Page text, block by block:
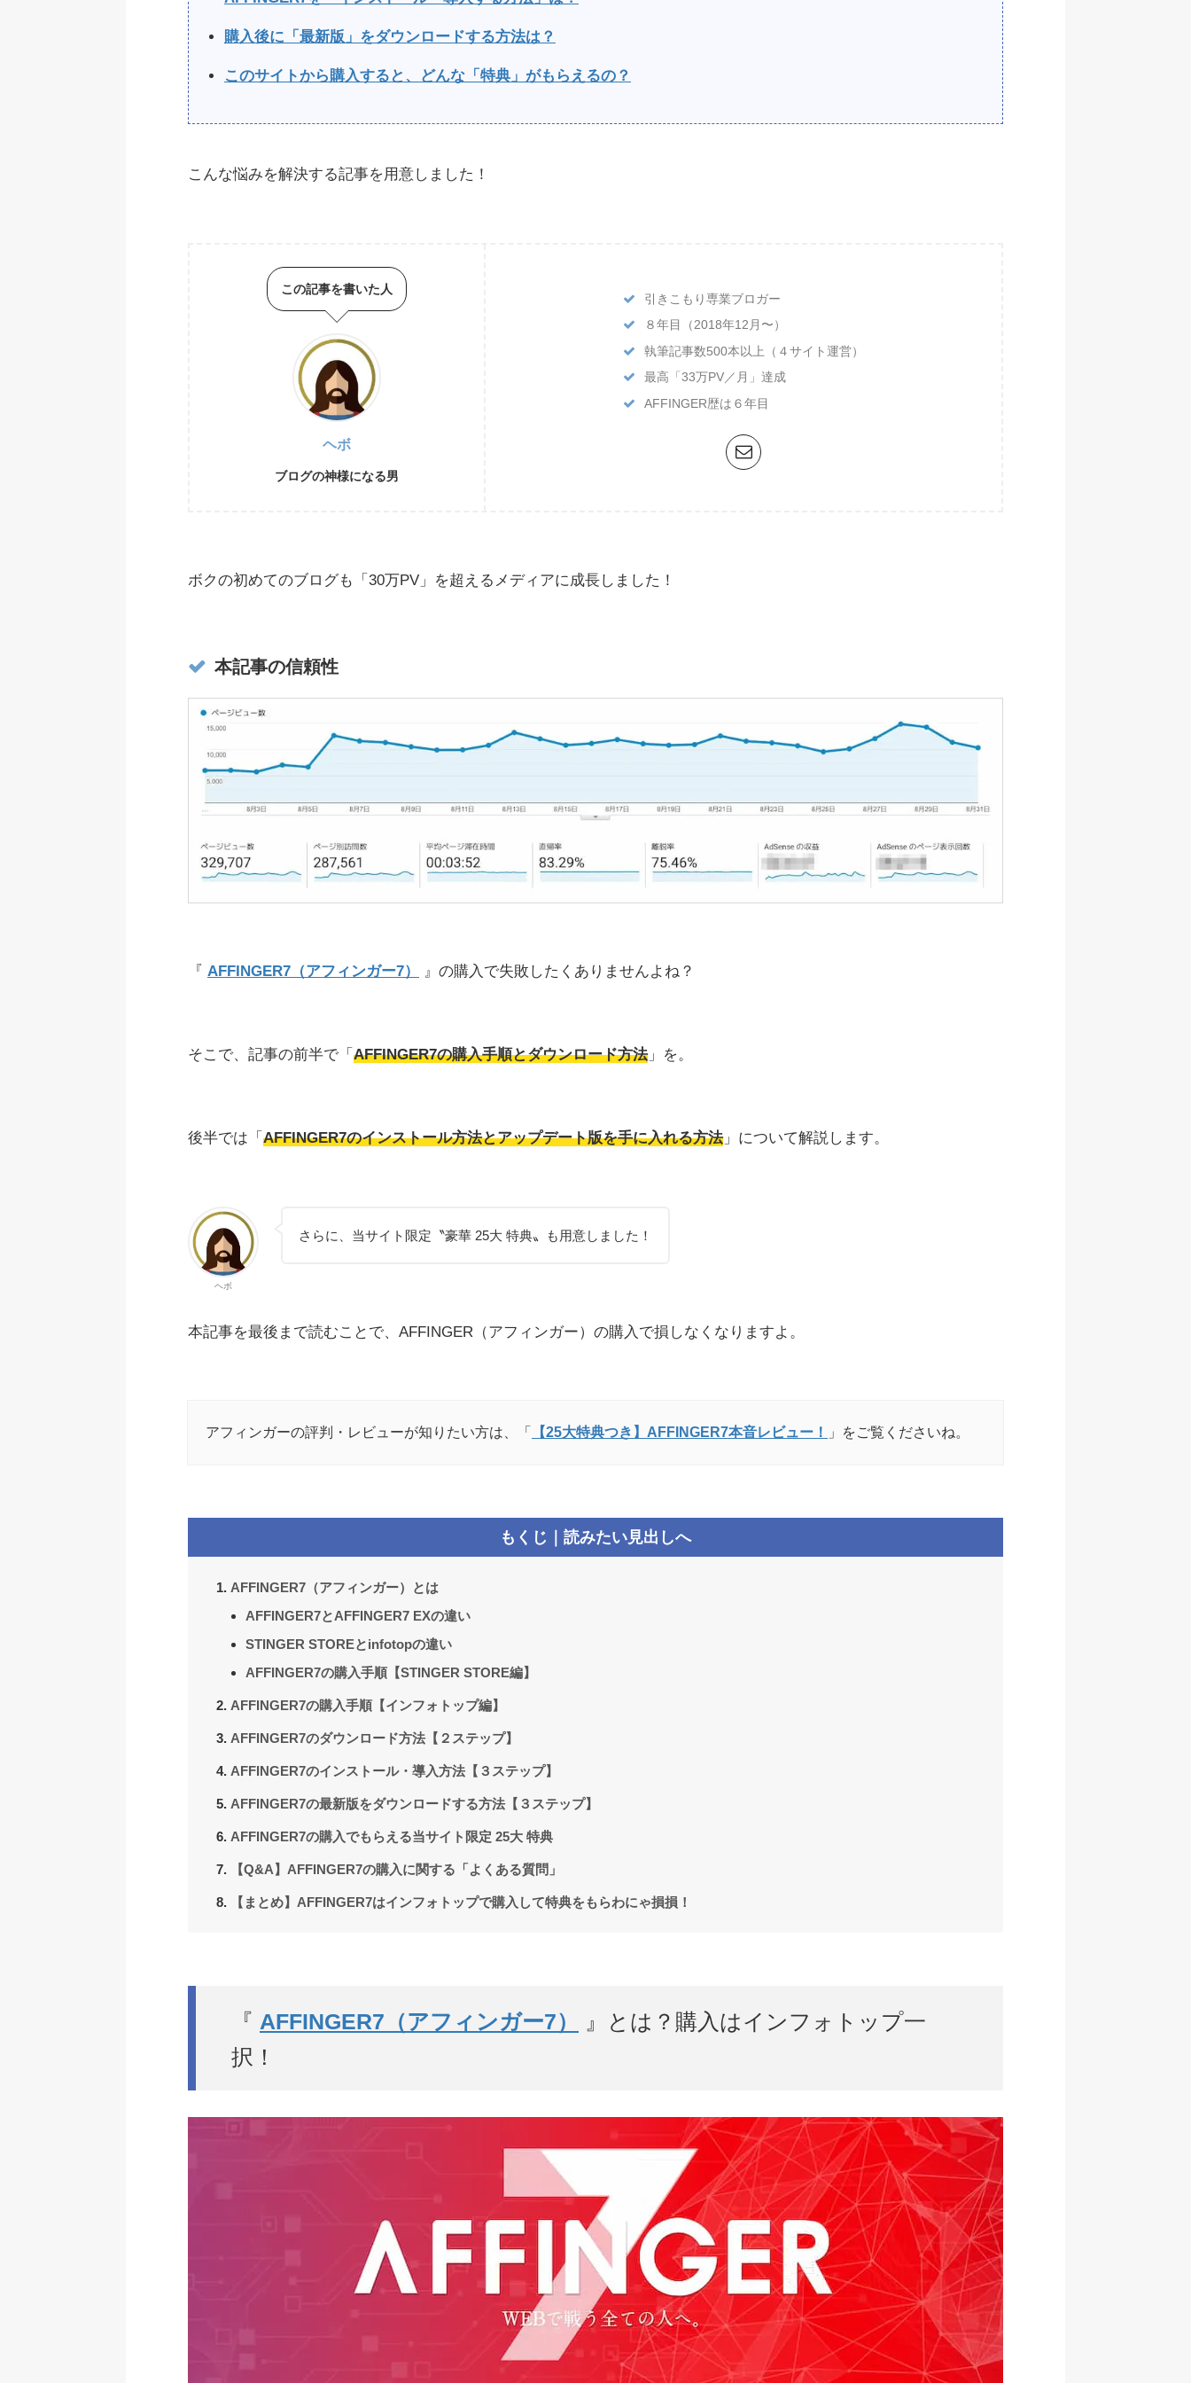
購入後に「最新版」をダウンロードする方法は？
このサイトから購入すると、どんな「特典」がもらえるの？
こんな悩みを解決する記事を用意しました！
この記事を書いた人
ヘボ
ブログの神様になる男
引きこもり専業ブロガー
８年目（2018年12月〜）
執筆記事数500本以上（４サイト運営）
最高「33万PV／月」達成
AFFINGER歴は６年目
ボクの初めてのブログも「30万PV」を超えるメディアに成長しました！
本記事の信頼性
『 AFFINGER7（アフィンガー7） 』の購入で失敗したくありませんよね？
そこで、記事の前半で「 AFFINGER7の購入手順とダウンロード方法 」を。
後半では「 AFFINGER7のインストール方法とアップデート版を手に入れる方法 」について解説します。
ヘボ
さらに、当サイト限定〝豪華 25大 特典〟も用意しました！
本記事を最後まで読むことで、AFFINGER（アフィンガー）の購入で損しなくなりますよ。
アフィンガーの評判・レビューが知りたい方は、「 【25大特典つき】AFFINGER7本音レビュー！ 」をご覧くださいね。
もくじ｜読みたい見出しへ
AFFINGER7（アフィンガー）とは
AFFINGER7とAFFINGER7 EXの違い
STINGER STOREとinfotopの違い
AFFINGER7の購入手順【STINGER STORE編】
AFFINGER7の購入手順【インフォトップ編】
AFFINGER7のダウンロード方法【２ステップ】
AFFINGER7のインストール・導入方法【３ステップ】
AFFINGER7の最新版をダウンロードする方法【３ステップ】
AFFINGER7の購入でもらえる当サイト限定 25大 特典
【Q&A】AFFINGER7の購入に関する「よくある質問」
【まとめ】AFFINGER7はインフォトップで購入して特典をもらわにゃ損損！
『 AFFINGER7（アフィンガー7）
』とは？購入はインフォトップ一
択！